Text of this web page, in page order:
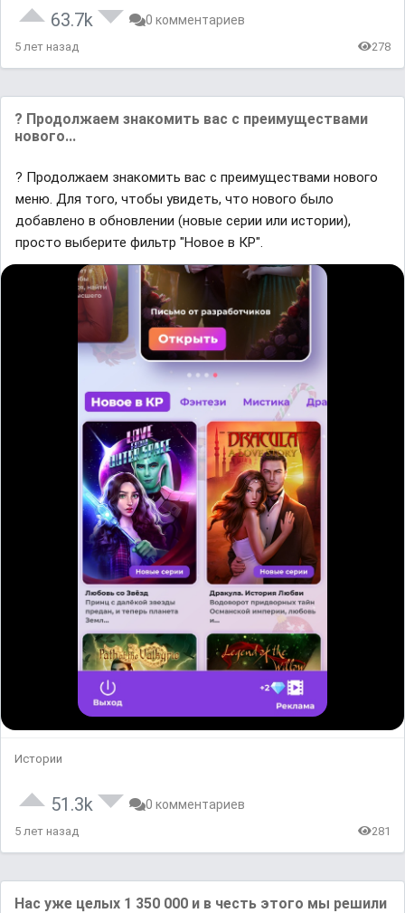
63.7k 0 комментариев
5 лет назад 278
? Продолжаем знакомить вас с преимуществами
нового...
? Продолжаем знакомить вас с преимуществами нового
меню. Для того, чтобы увидеть, что нового было
добавлено в обновлении (новые серии или истории),
просто выберите фильтр "Новое в КР".
Истории
51.3k 0 комментариев
5 лет назад 281
Нас уже целых 1 350 000 и в честь этого мы решили